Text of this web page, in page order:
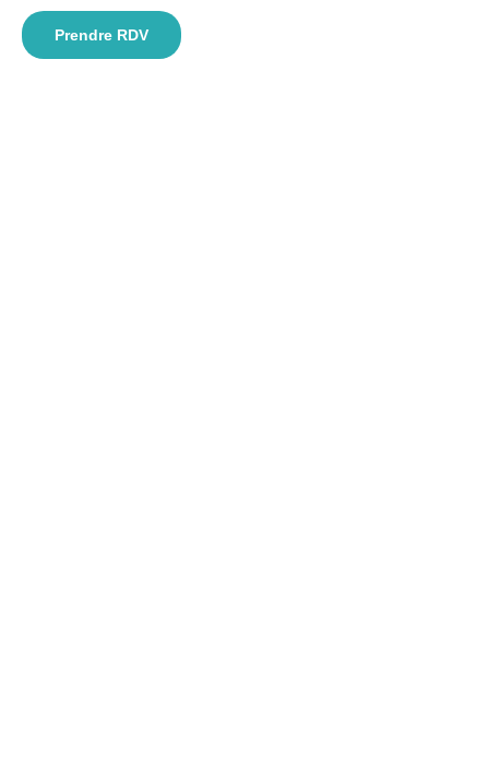
Prendre RDV